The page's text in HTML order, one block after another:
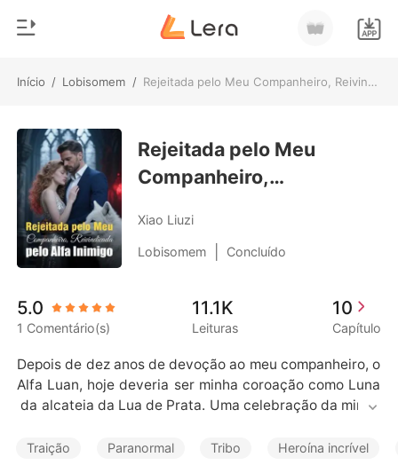
Início / Lobisomem / Rejeitada pelo Meu Companheiro, Reivindicada pelo Alfa Inimigo
0
Loja
Histórico
Sair
Baixar App
Gênero
Moderno
Lobisomem
Contos
Bilionários
Contos Curtos
Rejeitada pelo Meu
Companheiro,
Inimigo
Xiao Liuzi
Lobisomem Concluído
5.0
1 Comentário(s)
11.1K
Leituras
10
Capítulo
Depois de dez anos de devoção ao meu companheiro, o
Alfa Luan, hoje deveria ser minha coroação como Luna
da alcateia da Lua de Prata. Uma celebração da minha
Traição Paranormal Tribo Heroína incrível